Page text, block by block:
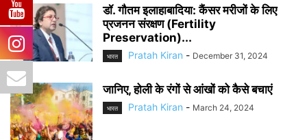
डॉ. गौतम इलाहाबादिया: कैंसर मरीजों के लिए
प्रजनन संरक्षण (Fertility
Preservation)...
भारत Pratah Kiran - December 31, 2024
जानिए, होली के रंगों से आंखों को कैसे बचाएं
भारत Pratah Kiran - March 24, 2024